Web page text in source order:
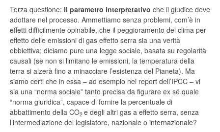
Terza questione: il parametro interpretativo che il giudice deve
adottare nel processo. Ammettiamo senza problemi, com’è in
effetti difficilmente opinabile, che il peggioramento del clima per
effetto delle emissioni di gas effetto serra sia una verità
obbiettiva; diciamo pure una legge sociale, basata su regolarità
causali (se non si limitano le emissioni, la temperatura della
terra si alzerà fino a minacciare l’esistenza del Pianeta). Ma
siamo certi che in essa – ad esempio nei report dell’IPCC – vi
sia una “norma sociale” tanto precisa da figurare ex sé quale
“norma giuridica”, capace di fornire la percentuale di
abbattimento della CO2 e degli altri gas a effetto serra, senza
l’intermediazione del legislatore, nazionale o internazionale?